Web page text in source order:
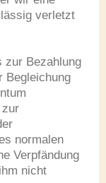
verletzt
zur Bezahlung
Begleichung
zur
normalen
Verpfändung
nicht